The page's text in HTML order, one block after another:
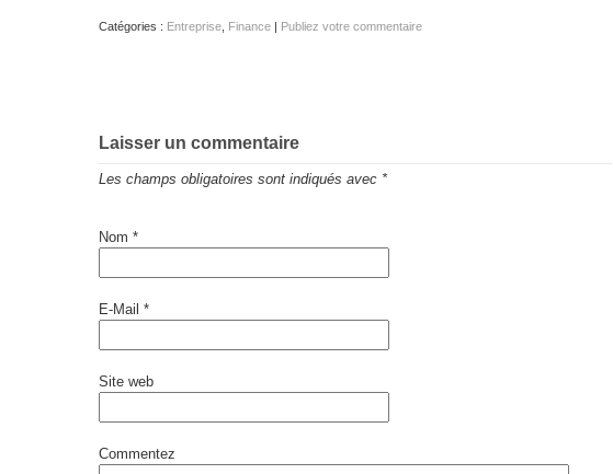
Catégories : Entreprise, Finance| Publiez votre commentaire
Laisser un commentaire
Les champs obligatoires sont indiqués avec *
Nom *
E-Mail *
Site web
Commentez